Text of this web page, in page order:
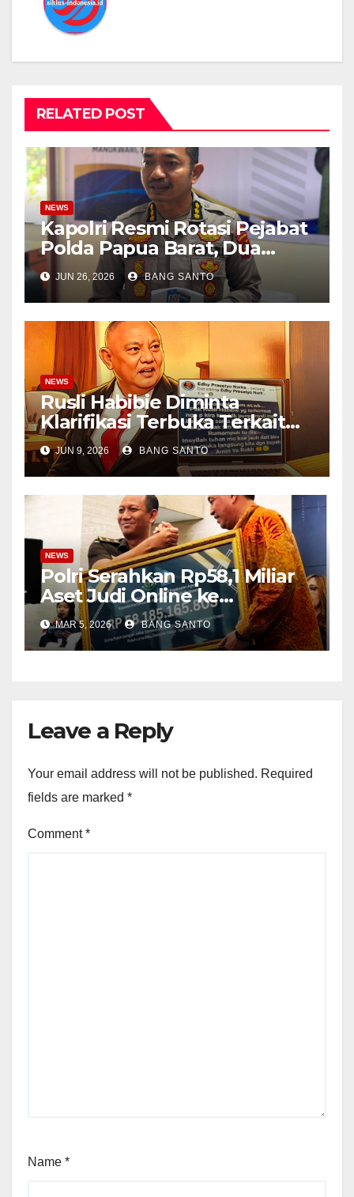
RELATED POST
NEWS
Kapolri Resmi Rotasi Pejabat
Polda Papua Barat, Dua
Kapolres Dapat Penugasan
Baru
JUN 26, 2026 BANG SANTO
NEWS
Rusli Habibie Diminta
Klarifikasi Terbuka Terkait
Unggahan Edhy P.
Nurkamiden di Sosial Media
Dalam Kasus Pembacokan
Jurnalis 2021
JUN 9, 2026 BANG SANTO
NEWS
Polri Serahkan Rp58,1 Miliar
Aset Judi Online ke
Kejaksaan, Berasal dari 133
Rekening
MAR 5, 2026 BANG SANTO
Leave a Reply
Your email address will not be published. Required
fields are marked *
Comment*
Name *